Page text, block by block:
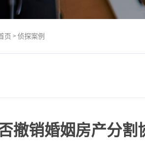
页 > 侦探案例
撤销婚姻房产分割